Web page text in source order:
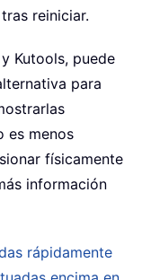
reiniciar.
Kutools, puede
para
es menos
físicamente
información
rápidamente